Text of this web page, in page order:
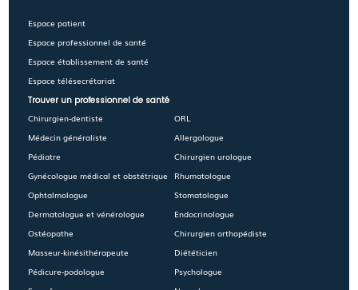
Espace patient
Espace professionnel de santé
Espace établissement de santé
Espace télésecrétariat
Trouver un professionnel de santé
Chirurgien-dentiste
Médecin généraliste
Pédiatre
Gynécologue médical et obstétrique
Ophtalmologue
Dermatologue et vénérologue
Ostéopathe
Masseur-kinésithérapeute
Pédicure-podologue
ORL
Allergologue
Chirurgien urologue
Rhumatologue
Stomatologue
Endocrinologue
Chirurgien orthopédiste
Diététicien
Psychologue